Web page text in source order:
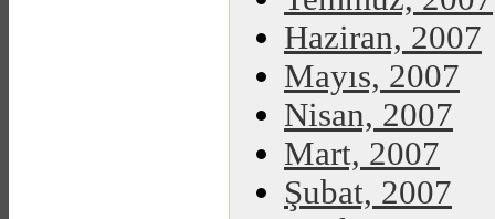
Haziran, 2007
Mayıs, 2007
Nisan, 2007
Mart, 2007
Şubat, 2007